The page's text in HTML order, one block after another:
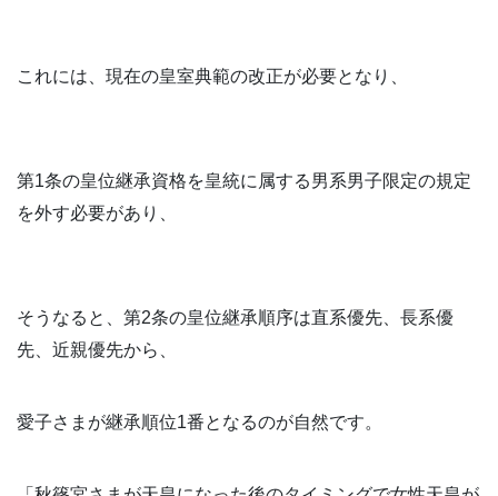
これには、現在の皇室典範の改正が必要となり、
第1条の皇位継承資格を皇統に属する男系男子限定の規定
を外す必要があり、
そうなると、第2条の皇位継承順序は直系優先、長系優
先、近親優先から、
愛子さまが継承順位1番となるのが自然です。